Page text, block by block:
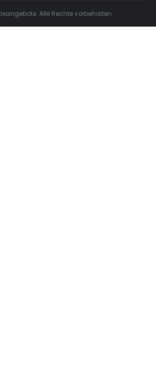
Alle Rechte vorbehalten.